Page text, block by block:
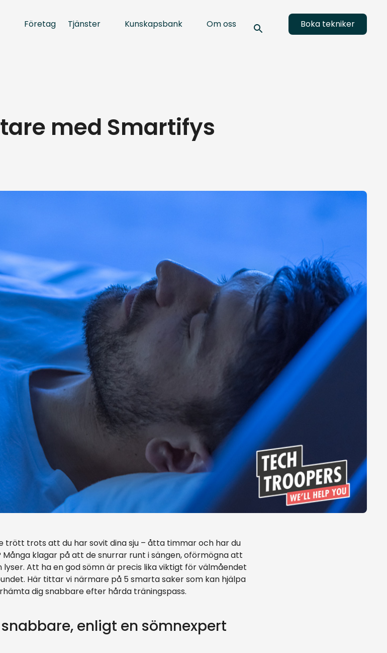
Företag Tjänster Kunskapsbank Om oss Boka tekniker
med Smartifys
trött trots att du har sovit dina sju – åtta timmar och har du
klagar på att de snurrar runt i sängen, oförmögna att
Att ha en god sömn är precis lika viktigt för välmåendet
Här tittar vi närmare på 5 smarta saker som kan hjälpa
dig snabbare efter hårda träningspass.
enligt en sömnexpert